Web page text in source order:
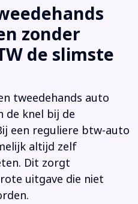
zonder
de slimste
tweedehands auto
de knel bij de
een reguliere btw-auto
altijd zelf
Dit zorgt
uitgave die niet